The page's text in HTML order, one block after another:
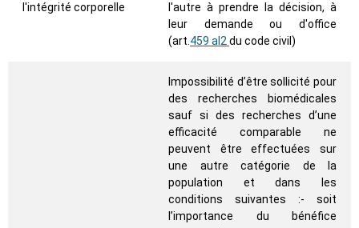
l'intégrité corporelle
l'autre à prendre la décision, à
leur demande ou d'office
(art.459 al2du code civil)
Impossibilité d’être sollicité pour
des recherches biomédicales
sauf si des recherches d’une
efficacité comparable ne
peuvent être effectuées sur
une autre catégorie de la
population et dans les
conditions suivantes :- soit
l’importance du bénéfice